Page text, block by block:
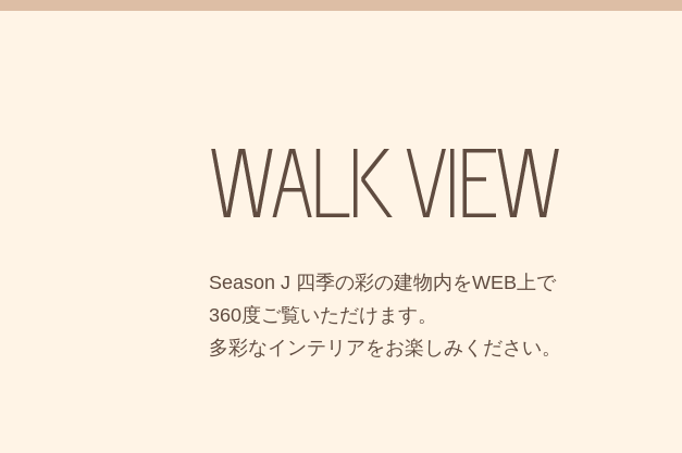
Season J 四季の彩の建物内をWEB上で
360度ご覧いただけます。
多彩なインテリアをお楽しみください。